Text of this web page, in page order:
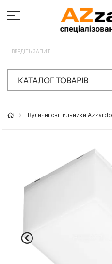
КАТАЛОГ ТОВАРІВ
Вуличні світильники Azzardo